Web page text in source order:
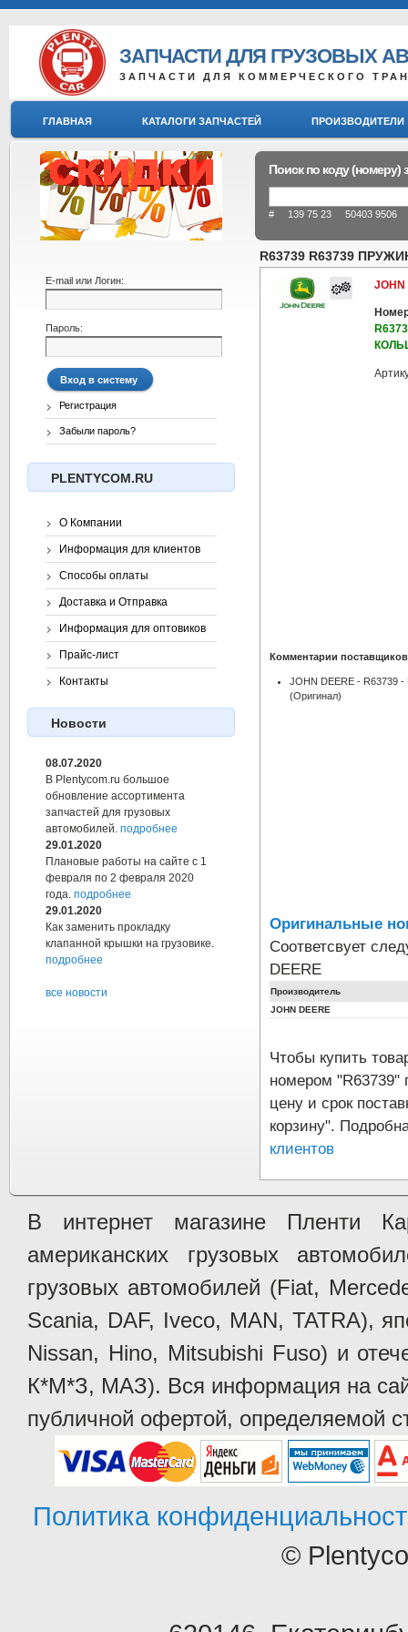
ЗАПЧАСТИ ДЛЯ ГРУЗОВЫХ
ЗАПЧАСТИ ДЛЯ КОММЕРЧЕСКОГО
ГЛАВНАЯ КАТАЛОГИ ЗАПЧАСТЕЙ ПРОИЗВОДИТЕЛИ
Поиск по коду (номеру)
# 139 75 23 50403 9506
R63739 R63739
Комментарии
JOHN DEERE -
(Оригинал)
Оригинальные
Соответсвует
DEERE
Производитель
JOHN DEERE
Чтобы купить
номером "R63739"
цену и срок
корзину".
клиентов
E-mail или Логин:
Пароль:
Регистрация
Забыли пароль?
PLENTYCOM.RU
О Компании
Информация для клиентов
Способы оплаты
Доставка и Отправка
Информация для оптовиков
Прайс-лист
Контакты
Новости
08.07.2020
В Plentycom.ru большое
обновление ассортимента
запчастей для грузовых
автомобилей. подробнее
29.01.2020
Плановые работы на сайте с 1
февраля по 2 февраля 2020
года. подробнее
29.01.2020
Как заменить прокладку
клапанной крышки на грузовике.
подробнее
все новости
В интернет магазине Пленти
американских грузовых
грузовых автомобилей (Fiat,
Scania, DAF, Iveco, MAN, TATRA),
Nissan, Hino, Mitsubishi Fuso) и
К*М*З, МАЗ). Вся информация на
публичной офертой, определяемой
Политика
©